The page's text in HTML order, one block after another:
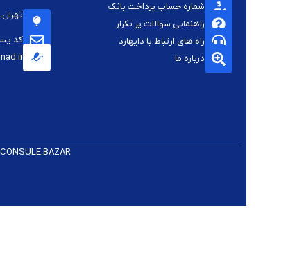
شماره حساب پرداخت بانک
راهنمایی سوالات پر تکرار
راه های ارتباط با دایهارد
درباره ما
کد پستی:
BAZAR